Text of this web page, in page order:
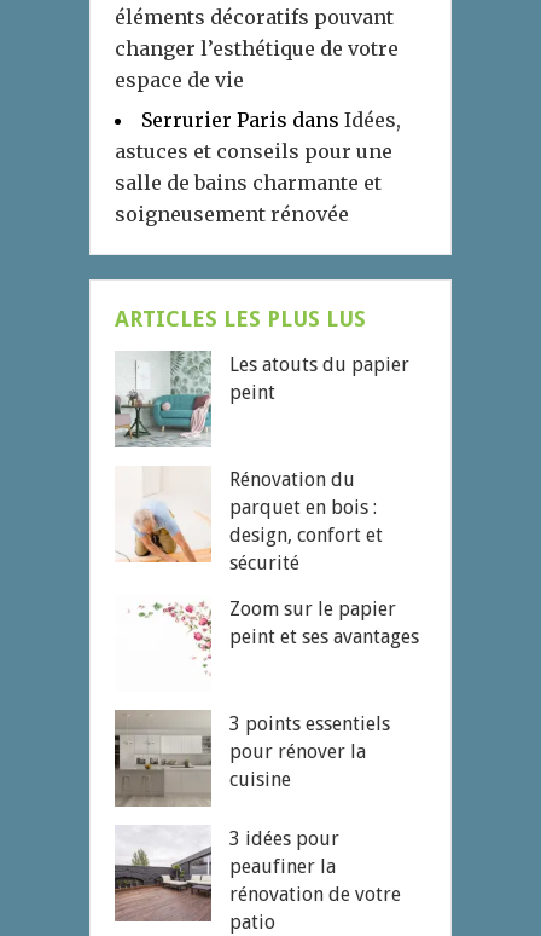
éléments décoratifs pouvant
changer l’esthétique de votre
espace de vie
Serrurier Paris dans Idées,
astuces et conseils pour une
salle de bains charmante et
soigneusement rénovée
ARTICLES LES PLUS LUS
Les atouts du papier
peint
Rénovation du
parquet en bois :
design, confort et
sécurité
Zoom sur le papier
peint et ses avantages
3 points essentiels
pour rénover la
cuisine
3 idées pour
peaufiner la
rénovation de votre
patio